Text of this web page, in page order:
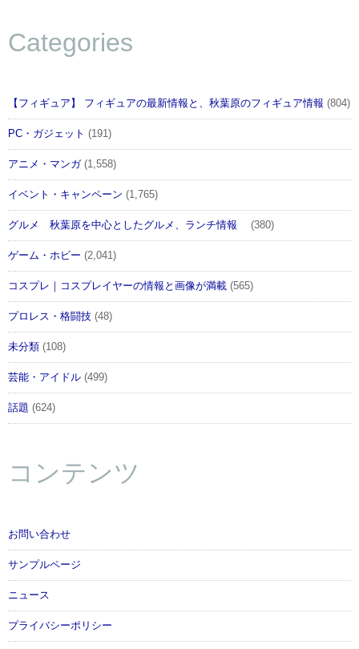
Categories
【フィギュア】 フィギュアの最新情報と、秋葉原のフィギュア情報 (804)
PC・ガジェット (191)
アニメ・マンガ(1,558)
イベント・キャンペーン (1,765)
グルメ 秋葉原を中心としたグルメ、ランチ情報 (380)
ゲーム・ホビー (2,041)
コスプレ｜コスプレイヤーの情報と画像が満載 (565)
プロレス・格闘技 (48)
未分類 (108)
芸能・アイドル (499)
話題 (624)
コンテンツ
お問い合わせ
サンプルページ
ニュース
プライバシーポリシー